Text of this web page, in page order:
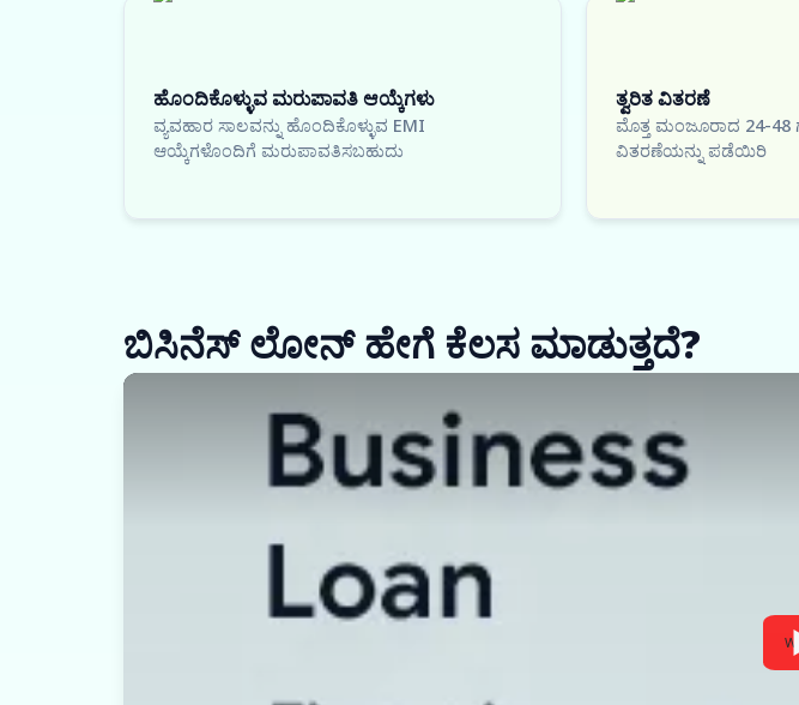
ಹೊಂದಿಕೊಳ್ಳುವ ಮರುಪಾವತಿ ಆಯ್ಕೆಗಳು
ವ್ಯವಹಾರ ಸಾಲವನ್ನು ಹೊಂದಿಕೊಳ್ಳುವ EMI
ಆಯ್ಕೆಗಳೊಂದಿಗೆ ಮರುಪಾವತಿಸಬಹುದು
ತ್ವರಿತ ವಿತರಣೆ
ಮೊತ್ತ ಮಂಜೂರಾದ 24-
ವಿತರಣೆಯನ್ನು ಪಡೆಯಿರಿ
ಬಿಸಿನೆಸ್ ಲೋನ್ ಹೇಗೆ ಕೆಲಸ ಮಾಡುತ್ತದೆ?